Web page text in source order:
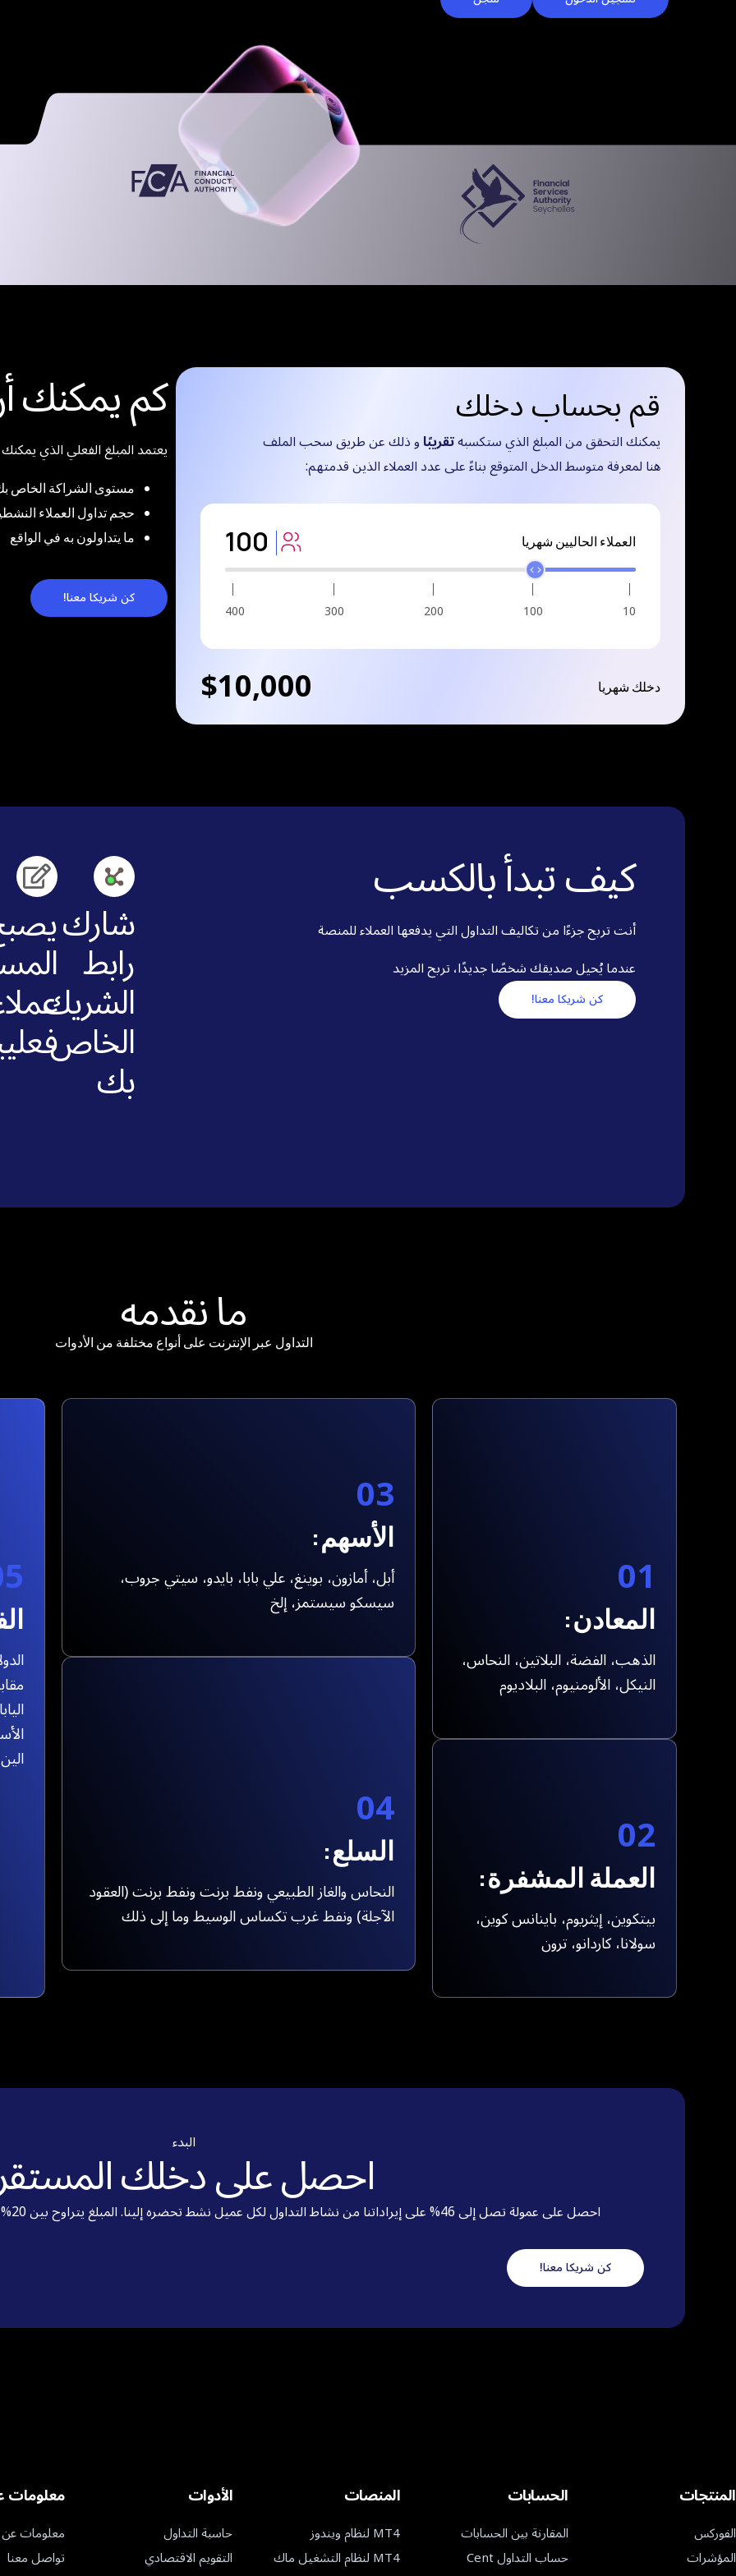
قم بحساب دخلك
يمكنك التحقق من المبلغ الذي ستكسبهتقريبًاو ذلك عن طريق سحب الملف
هنا لمعرفة متوسط ​​الدخل المتوقع بناءً على عدد العملاء الذين قدمتهم:
العملاء الحاليين شهريا 100
10
100
200
300
400
دخلك شهريا $10,000
كم يمكنك
يعتمد المبلغ الفعلي الذي
مستوى الشراكة الخاص
حجم تداول العملاء
ما يتداولون به في الواقع
كن شريكا معنا!
كيف تبدأ بالكسب
أنت تربح جزءًا من تكاليف التداول التي يدفعها العملاء للمنصة
عندما يُحيل صديقك شخصًا جديدًا، تربح المزيد
كن شريكا معنا!
شارك
رابط
الشريك
الخاص
بك
ما نقدمه
التداول عبر الإنترنت على أنواع مختلفة من الأدوات
01
المعادن:
الذهب، الفضة، البلاتين، النحاس،
النيكل، الألومنيوم، البلاديوم
02
العملة المشفرة:
بيتكوين، إيثريوم، باينانس كوين،
سولانا، كاردانو، ترون
03
الأسهم:
أبل، أمازون، بوينغ، علي بابا، بايدو، سيتي جروب،
سيسكو سيستمز، إلخ
04
السلع:
النحاس والغاز الطبيعي ونفط برنت ونفط برنت (العقود
الآجلة) ونفط غرب تكساس الوسيط وما إلى ذلك
البدء
احصل على دخلك احصل على عمولة تصل إلى 46% على إيراداتنا من نشاط التداول لكل عميل نشط تحضره إلينا. المبلغ يتراوح بين 20% إلى 46%
كن شريكا معنا!
المنتجات
الفوركس
المؤشرات
الحسابات
المقارنة بين الحسابات
حساب التداول Cent
المنصات
MT4 لنظام ويندوز
MT4 لنظام التشغيل ماك
الأدوات
حاسبة التداول
التقويم الاقتصادي
معلومات
معلومات عن Traze
تواصل معنا